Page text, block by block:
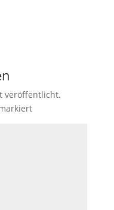
veröffentlicht.